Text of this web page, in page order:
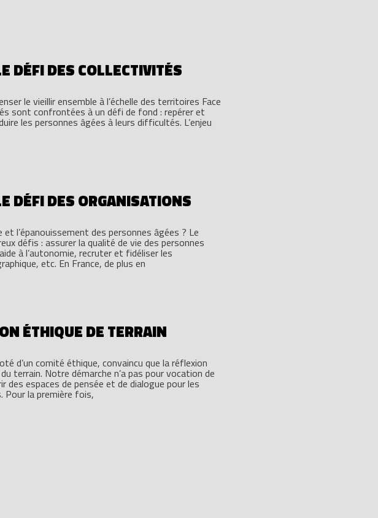
DÉFI DES COLLECTIVITÉS
le vieillir ensemble à l’échelle des territoires Face
sont confrontées à un défi de fond : repérer et
les personnes âgées à leurs difficultés. L’enjeu
DÉFI DES ORGANISATIONS
l’épanouissement des personnes âgées ? Le
défis : assurer la qualité de vie des personnes
à l’autonomie, recruter et fidéliser les
etc. En France, de plus en
ÉTHIQUE DE TERRAIN
d’un comité éthique, convaincu que la réflexion
terrain. Notre démarche n’a pas pour vocation de
espaces de pensée et de dialogue pour les
Pour la première fois,